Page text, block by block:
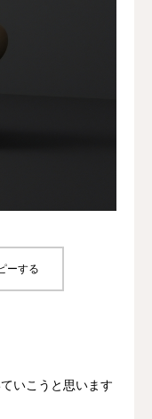
ーする
いこうと思います